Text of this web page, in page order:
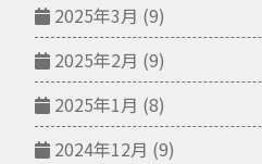
2025年3月 (9)
2025年2月 (9)
2025年1月 (8)
2024年12月 (9)